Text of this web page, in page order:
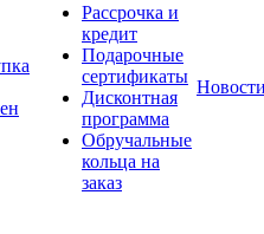
Рассрочка и
кредит
Подарочные
сертификаты
Дисконтная
программа
Обручальные
кольца на
заказ